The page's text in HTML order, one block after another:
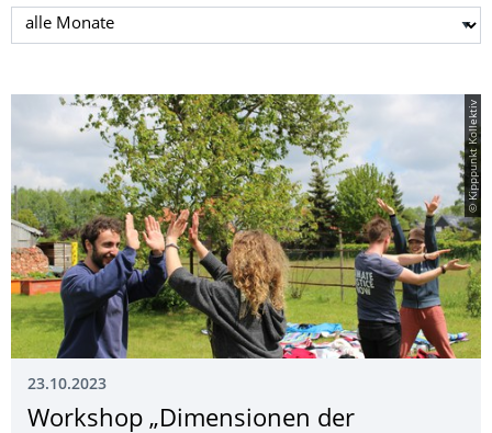
Monat auswählen
© Kipppunkt Kollektiv
23.10.2023
Workshop „Dimensionen der